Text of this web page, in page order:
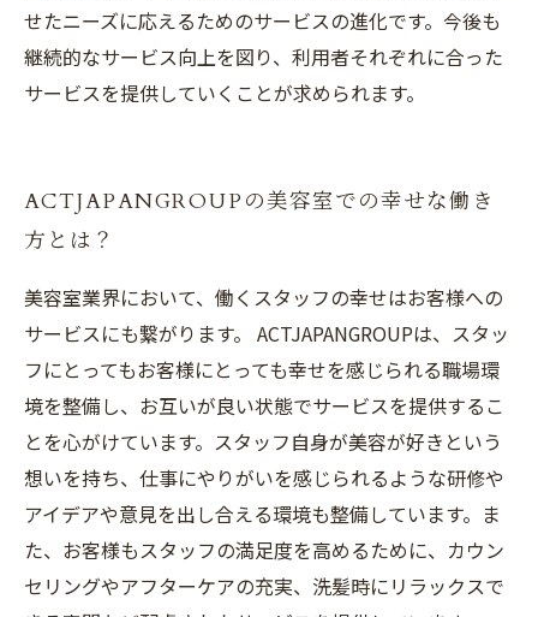
せたニーズに応えるためのサービスの進化です。今後も
継続的なサービス向上を図り、利用者それぞれに合った
サービスを提供していくことが求められます。
ACTJAPANGROUPの美容室での幸せな働き
方とは？
美容室業界において、働くスタッフの幸せはお客様への
サービスにも繋がります。 ACTJAPANGROUPは、スタッ
フにとってもお客様にとっても幸せを感じられる職場環
境を整備し、お互いが良い状態でサービスを提供するこ
とを心がけています。スタッフ自身が美容が好きという
想いを持ち、仕事にやりがいを感じられるような研修や
アイデアや意見を出し合える環境も整備しています。ま
た、お客様もスタッフの満足度を高めるために、カウン
セリングやアフターケアの充実、洗髪時にリラックスで